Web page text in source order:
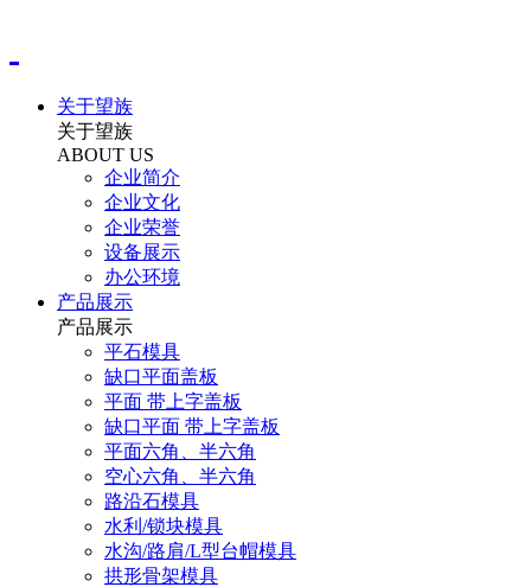
关于望族
关于望族
ABOUT US
企业简介
企业文化
企业荣誉
设备展示
办公环境
产品展示
产品展示
平石模具
缺口平面盖板
平面 带上字盖板
缺口平面 带上字盖板
平面六角、半六角
空心六角、半六角
路沿石模具
水利/锁块模具
水沟/路肩/L型台帽模具
拱形骨架模具